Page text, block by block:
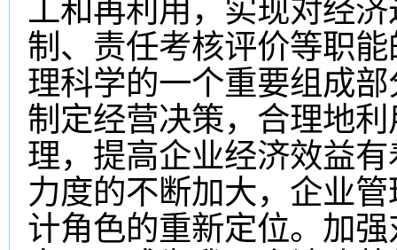
工和再利用，实现对经
制、责任考核评价等职
理科学的一个重要组成
制定经营决策，合理地
理，提高企业经济效益
力度的不断加大，企业
计角色的重新定位。加